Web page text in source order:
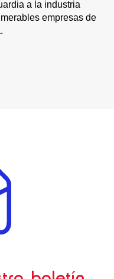
a la industria
empresas de